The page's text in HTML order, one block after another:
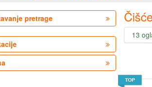
pretrage
13